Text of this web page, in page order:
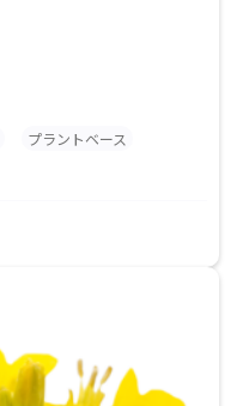
プラントベース